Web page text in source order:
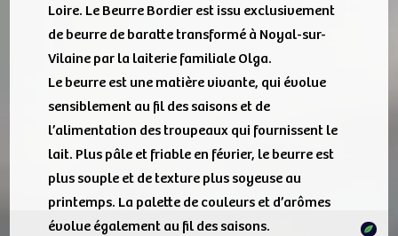
Loire. Le Beurre Bordier est issu exclusivement
de beurre de baratte transformé à Noyal-sur-
Vilaine par la laiterie familiale Olga.
Le beurre est une matière vivante, qui évolue
sensiblement au fil des saisons et de
l’alimentation des troupeaux qui fournissent le
lait. Plus pâle et friable en février, le beurre est
plus souple et de texture plus soyeuse au
printemps. La palette de couleurs et d’arômes
évolue également au fil des saisons.